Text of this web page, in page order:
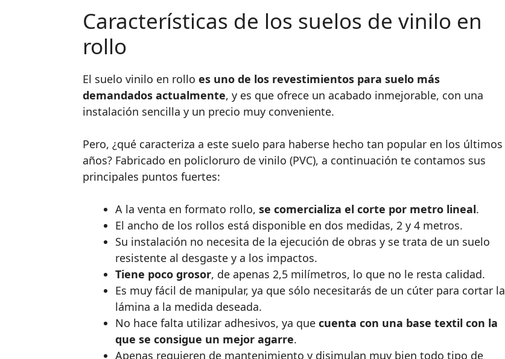
Características de los suelos de vinilo en
rollo
El suelo vinilo en rollo es uno de los revestimientos para suelo más
demandados actualmente, y es que ofrece un acabado inmejorable, con una
instalación sencilla y un precio muy conveniente.
Pero, ¿qué caracteriza a este suelo para haberse hecho tan popular en los últimos
años? Fabricado en policloruro de vinilo (PVC), a continuación te contamos sus
principales puntos fuertes:
A la venta en formato rollo, se comercializa el corte por metro lineal.
El ancho de los rollos está disponible en dos medidas, 2 y 4 metros.
Su instalación no necesita de la ejecución de obras y se trata de un suelo
resistente al desgaste y a los impactos.
Tiene poco grosor, de apenas 2,5 milímetros, lo que no le resta calidad.
Es muy fácil de manipular, ya que sólo necesitarás de un cúter para cortar la
lámina a la medida deseada.
No hace falta utilizar adhesivos, ya que cuenta con una base textil con la
que se consigue un mejor agarre.
Apenas requieren de mantenimiento y disimulan muy bien todo tipo de